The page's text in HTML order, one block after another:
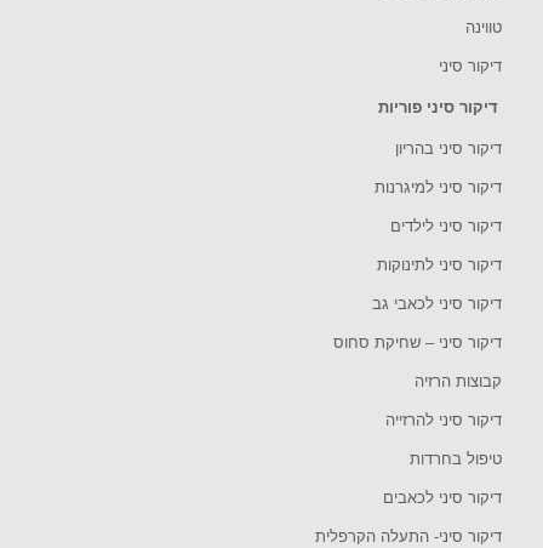
טווינה
דיקור סיני
דיקור סיני פוריות
דיקור סיני בהריון
דיקור סיני למיגרנות
דיקור סיני לילדים
דיקור סיני לתינוקות
דיקור סיני לכאבי גב
דיקור סיני – שחיקת סחוס
קבוצות הרזיה
דיקור סיני להרזייה
טיפול בחרדות
דיקור סיני לכאבים
דיקור סיני- התעלה הקרפלית